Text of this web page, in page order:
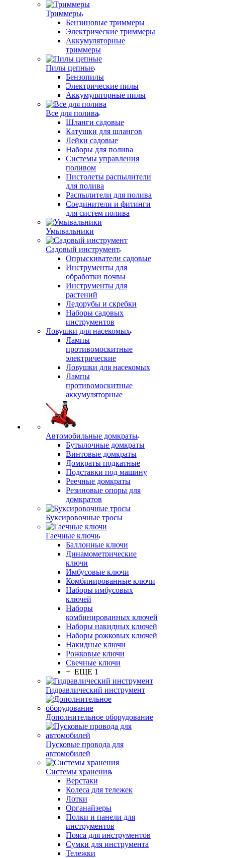
Триммеры
Бензиновые триммеры
Электрические триммеры
Аккумуляторные
триммеры
Пилы цепные
Бензопилы
Электрические пилы
Аккумуляторные пилы
Все для полива
Шланги садовые
Катушки для шлангов
Лейки садовые
Наборы для полива
Системы управления
поливом
Пистолеты распылители
для полива
Распылители для полива
Соединители и фитинги
для систем полива
Умывальники
Садовый инструмент
Опрыскиватели садовые
Инструменты для
обработки почвы
Инструменты для
растений
Ледорубы и скребки
Наборы садовых
инструментов
Ловушки для насекомых
Лампы
противомоскитные
электрические
Ловушки для насекомых
Лампы
противомоскитные
аккумуляторные
Автомобильные домкраты
Бутылочные домкраты
Винтовые домкраты
Домкраты подкатные
Подставки под машину
Реечные домкраты
Резиновые опоры для
домкратов
Буксировочные тросы
Гаечные ключи
Баллонные ключи
Динамометрические
ключи
Имбусовые ключи
Комбинированные ключи
Наборы имбусовых
ключей
Наборы
комбинированных ключей
Наборы накидных ключей
Наборы рожковых ключей
Накидные ключи
Рожковые ключи
Свечные ключи
+ ЕЩЕ 1
Гидравлический инструмент
Дополнительное оборудование
Пусковые провода для
автомобилей
Системы хранения
Верстаки
Колеса для тележек
Лотки
Органайзеры
Полки и панели для
инструментов
Пояса для инструментов
Сумки для инструмента
Тележки